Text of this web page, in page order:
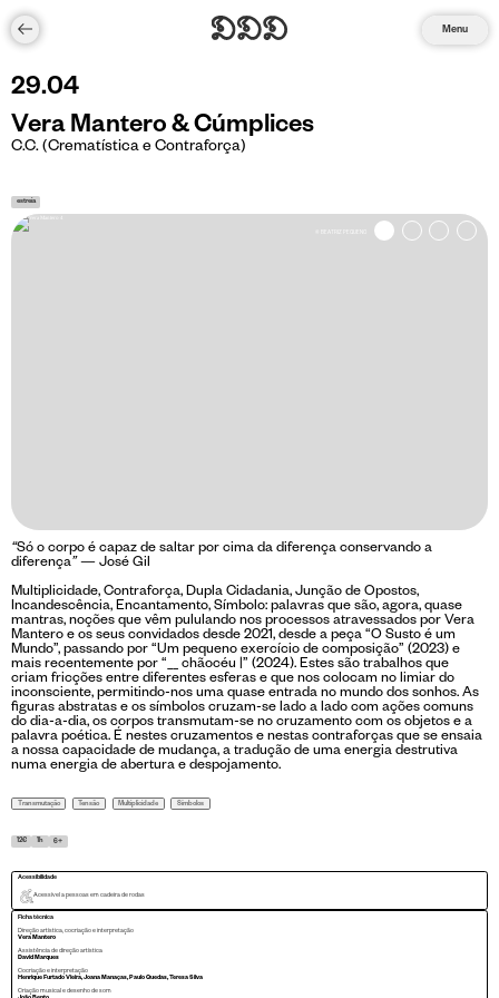
Menu
29.04
Vera Mantero & Cúmplices
C.C. (Crematística e Contraforça)
Transmutação Tensão Multiplicidade Símbolos
estreia
“Só o corpo é capaz de saltar por cima da diferença conservando a
diferença”— José Gil
Multiplicidade, Contraforça, Dupla Cidadania, Junção de Opostos,
Incandescência, Encantamento, Símbolo: palavras que são, agora, quase
mantras, noções que vêm pululando nos processos atravessados por Vera
Mantero e os seus convidados desde 2021, desde a peça “O Susto é um
Mundo”, passando por “Um pequeno exercício de composição” (2023) e
mais recentemente por “__ chãocéu |” (2024). Estes são trabalhos que
criam fricções entre diferentes esferas e que nos colocam no limiar do
inconsciente, permitindo-nos uma quase entrada no mundo dos sonhos. As
figuras abstratas e os símbolos cruzam-se lado a lado com ações comuns
do dia-a-dia, os corpos transmutam-se no cruzamento com os objetos e a
palavra poética. É nestes cruzamentos e nestas contraforças que se ensaia
a nossa capacidade de mudança, a tradução de uma energia destrutiva
numa energia de abertura e despojamento.
12€ 1h 6+
Ficha técnica
Direção artística, cocriação e interpretação
Vera Mantero
Assistência de direção artística
David Marques
Cocriação e interpretação
Henrique Furtado Vieira, Joana Manaças, Paulo Quedas, Teresa Silva
Criação musical e desenho de som
Acessibilidade
Acessível a pessoas em cadeira de rodas